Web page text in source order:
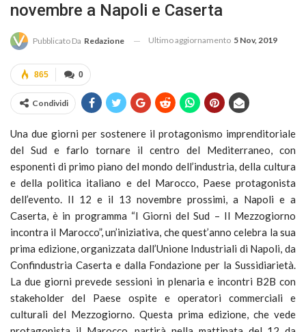
novembre a Napoli e Caserta
Pubblicato Da Redazione Ultimo aggiornamento 5 Nov, 2019
0
865
Condividi
Una due giorni per sostenere il protagonismo imprenditoriale
del Sud e farlo tornare il centro del Mediterraneo, con
esponenti di primo piano del mondo dell’industria, della cultura
e della politica italiano e del Marocco, Paese protagonista
dell’evento. Il 12 e il 13 novembre prossimi, a Napoli e a
Caserta, è in programma “I Giorni del Sud – Il Mezzogiorno
incontra il Marocco”, un’iniziativa, che quest’anno celebra la sua
prima edizione, organizzata dall’Unione Industriali di Napoli, da
Confindustria Caserta e dalla Fondazione per la Sussidiarietà.
La due giorni prevede sessioni in plenaria e incontri B2B con
stakeholder del Paese ospite e operatori commerciali e
culturali del Mezzogiorno. Questa prima edizione, che vede